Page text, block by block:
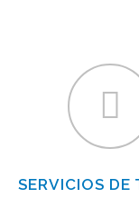
SERVICIOS DE